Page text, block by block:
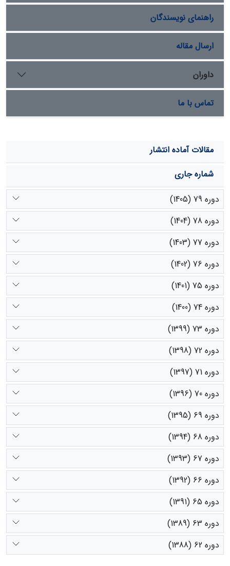
گیاهان تغییر کرده و میزان رواناب و فرسایش افزایش می­یابد.
راهنمای نویسندگان
ارسال مقاله
داوران
تماس با ما
مقالات آماده انتشار
شماره جاری
دوره 79 (1405)
دوره 78 (1404)
دوره 77 (1403)
دوره 76 (1402)
دوره 75 (1401)
دوره 74 (1400)
دوره 73 (1399)
دوره 72 (1398)
دوره 71 (1397)
دوره 70 (1396)
دوره 69 (1395)
دوره 68 (1394)
دوره 67 (1393)
دوره 66 (1392)
دوره 65 (1391)
دوره 63 (1389)
دوره 62 (1388)